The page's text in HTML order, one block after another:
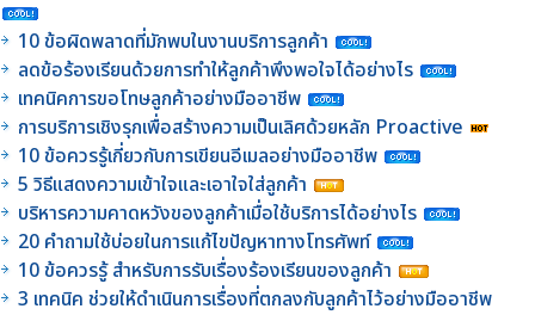
10 ข้อผิดพลาดที่มักพบในงานบริการลูกค้า
ลดข้อร้องเรียนด้วยการทำให้ลูกค้าพึงพอใจได้อย่างไร
เทคนิคการขอโทษลูกค้าอย่างมืออาชีพ
การบริการเชิงรุกเพื่อสร้างความเป็นเลิศด้วยหลัก Proactive
10 ข้อควรรู้เกี่ยวกับการเขียนอีเมลอย่างมืออาชีพ
5 วิธีแสดงความเข้าใจและเอาใจใส่ลูกค้า
บริหารความคาดหวังของลูกค้าเมื่อใช้บริการได้อย่างไร
20 คำถามใช้บ่อยในการแก้ไขปัญหาทางโทรศัพท์
10 ข้อควรรู้ สำหรับการรับเรื่องร้องเรียนของลูกค้า
3 เทคนิค ช่วยให้ดำเนินการเรื่องที่ตกลงกับลูกค้าไว้อย่างมืออาชีพ